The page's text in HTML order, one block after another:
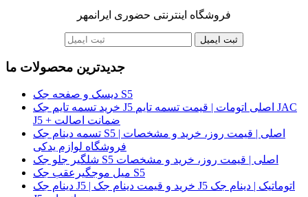
فروشگاه اینترنتی حضوری ایرانمهر
ثبت ایمیل
جدیدترین محصولات ما
دیسک و صفحه جک S5
خرید تسمه تایم جک J5 اصلی اتومات | قیمت تسمه تایم JAC
J5 + ضمانت اصالت
تسمه دینام جک S5 اصلی | قیمت روز، خرید و مشخصات |
فروشگاه لوازم یدکی
شلگیر جلو جک S5 اصلی | قیمت روز، خرید و مشخصات
میل موجگیرعقب جک S5
دینام جک J5 | خرید و قیمت دینام جک J5 اتوماتیک | دینام جک